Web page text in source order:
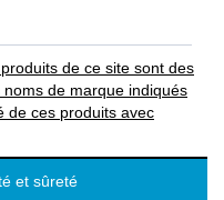
de ce site sont des
de marque indiqués
de ces produits avec
et sûreté